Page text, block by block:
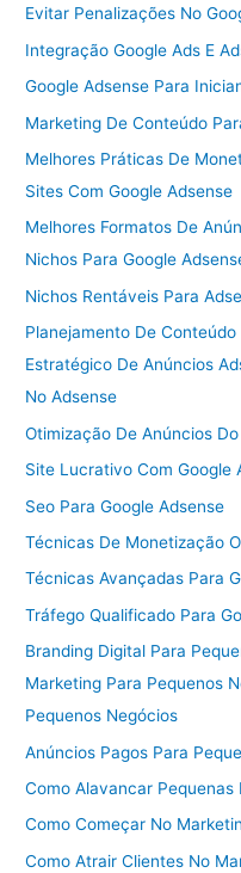
Evitar Penalizações No
Integração Google Ads E
Google Adsense Para
Marketing De Conteúdo
Melhores Práticas De
Sites Com Google Adsense
Melhores Formatos De
Nichos Para Google
Nichos Rentáveis Para
Planejamento De
Estratégico De Anúncios
No Adsense
Otimização De Anúncios
Site Lucrativo Com Google
Seo Para Google Adsense
Técnicas De Monetização
Técnicas Avançadas Para
Tráfego Qualificado Para
Branding Digital Para
Marketing Para Pequenos
Pequenos Negócios
Anúncios Pagos Para
Como Alavancar
Como Começar No
Como Atrair Clientes No